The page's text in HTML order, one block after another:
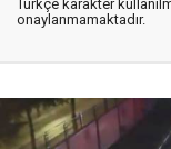
Türkçe karakter
onaylanmamaktadır.